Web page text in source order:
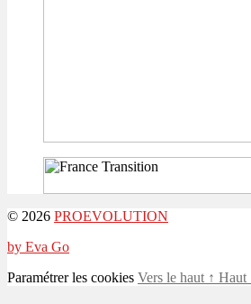
© 2026 PROEVOLUTION
by Eva Go
Paramétrer les cookies Vers le haut ↑ Haut